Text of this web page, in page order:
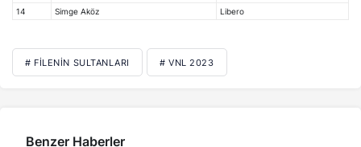
14
Simge Aköz Libero
# FILENIN SULTANLARI # VNL 2023
Benzer Haberler